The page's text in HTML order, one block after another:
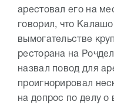
арестовал его на
говорил, что
вымогательстве
ресторана на
назвал повод для
проигнорировал
на допрос по делу о